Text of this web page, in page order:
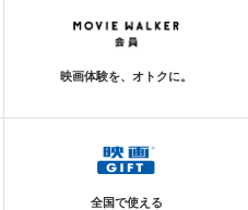
映画体験を、オトクに。
全国で使える